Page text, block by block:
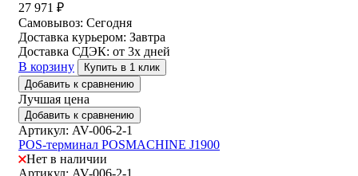
27 971 ₽
Самовывоз: Сегодня
Доставка курьером: Завтра
Доставка СДЭК: от 3х дней
В корзину
Купить в 1 клик
Добавить к сравнению
Лучшая цена
Добавить к сравнению
Артикул: AV-006-2-1
POS-терминал POSMACHINE J1900
Нет в наличии